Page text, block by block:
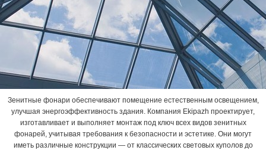
Зенитные фонари обеспечивают помещение естественным освещением,
улучшая энергоэффективность здания. Компания Ekipazh проектирует,
изготавливает и выполняет монтаж под ключ всех видов зенитных
фонарей, учитывая требования к безопасности и эстетике. Они могут
иметь различные конструкции — от классических световых куполов до